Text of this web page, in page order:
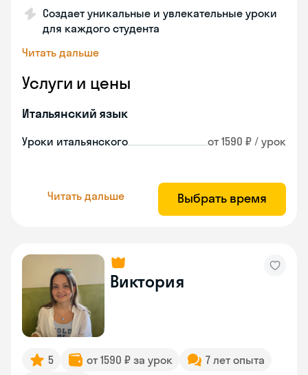
Создает уникальные и увлекательные уроки
для каждого студента
Читать дальше
Услуги и цены
Итальянский язык
Уроки итальянского от 1590 ₽ / урок
Читать дальше Выбрать время
Виктория
5 от 1590 ₽ за урок
7 лет опыта